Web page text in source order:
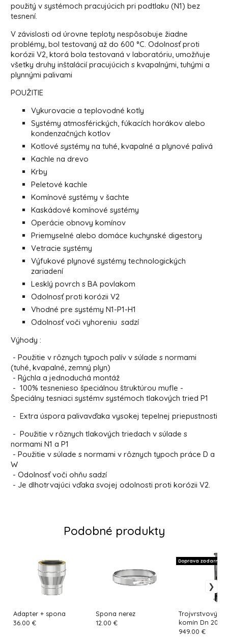
použitý v systémoch pracujúcich pri podtlaku (N1) bez
tesnení.
V závislosti od úrovne teploty nespôsobuje žiadne
problémy, bol testovaný až do 600 °C. Odolnosť proti
korózii V2, ktorá bola testovaná v laboratóriu, umožňuje
všetky druhy inštalácií pracujúcich s kvapalnými, tuhými a
plynnými palivami
POUŽITIE
Vykurovacie a teplovodné kotly
Systémy atmosférických, fúkacích horákov alebo
kondenzačných kotlov
Kotlové systémy na tuhé, kvapalné a plynové palivá
Kachle na drevo
Krby
Peletové kachle
Komínové systémy v šachte
Kaskádové komínové systémy
Operácie obnovy komínov
Priemyselné alebo domáce kuchynské digestory
Vetracie systémy
Výfukové plynové systémy technologických
zariadení
Lesklý povrch s BA povlakom
Odolnosť proti korózii V2
Vhodné pre systémy N1-P1-H1
Odolnosť voči vyhoreniu sadzí
Výhody :
- Použitie v rôznych typoch palív v súlade s normami
(tuhé, kvapalné, zemný plyn)
- Rýchla a jednoduchá montáž
- 100% tesnenieso špeciálnou štruktúrou mufle -
Špeciálny tesniaci systémv systémoch tlakových tried P1
- Extra úspora palivavďaka vysokej tepelnej priepustnosti
- Použitie v rôznych tlakových triedach v súlade s
normami N1 a P1
- Použitie v súlade s normami v rôznych typoch práce D a
W
- Odolnosť voči ohňu sadzí
- Je dlhotrvajúci vďaka svojej odolnosti proti korózii V2.
Podobné produkty
Adapter + spona
36.00 €
Spona nerez
12.00 €
Trojvrstvový
komín Dn 200/
Doprava zadarmo
949.00 €